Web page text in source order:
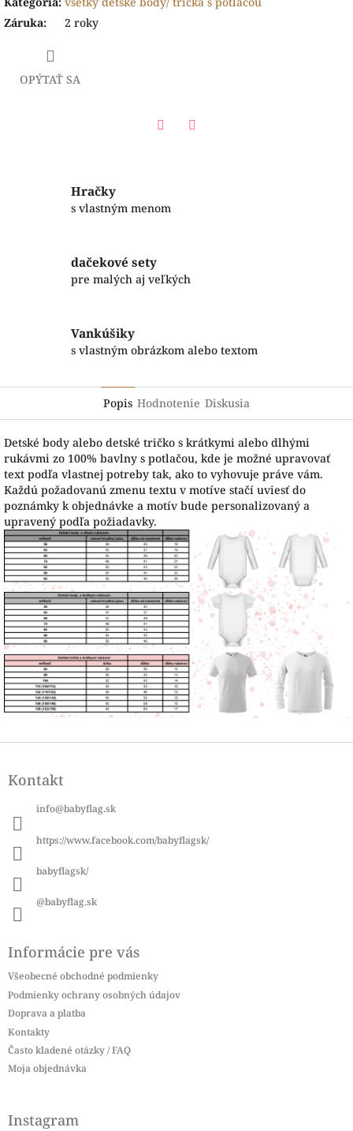
Záruka: 2 roky
OPÝTAŤ SA
Hračky
s vlastným menom
dačekové sety
pre malých aj veľkých
Vankúšiky
s vlastným obrázkom alebo textom
Popis Hodnotenie Diskusia
Detské body alebo detské tričko s krátkymi alebo dlhými
rukávmi zo 100% bavlny s potlačou, kde je možné upravovať
text podľa vlastnej potreby tak, ako to vyhovuje práve vám.
Každú požadovanú zmenu textu v motíve stačí uviesť do
poznámky k objednávke a motív bude personalizovaný a
upravený podľa požiadavky.
pKontakt
info@babyflag.sk
https://www.facebook.com/babyflagsk/
babyflagsk/
@babyflag.sk
Informácie pre vás
Všeobecné obchodné podmienky
Podmienky ochrany osobných údajov
Doprava a platba
Kontakty
Často kladené otázky / FAQ
Moja objednávka
Instagram